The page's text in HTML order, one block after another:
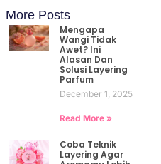
More Posts
Mengapa
Wangi Tidak
Awet? Ini
Alasan Dan
Solusi Layering
Parfum
December 1, 2025
Read More »
Coba Teknik
Layering Agar